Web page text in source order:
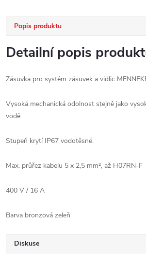
Popis produktu
Detailní popis
Zásuvka pro systém zásuvek a vidlic
Vysoká mechanická odolnost stejně jako
vodě
Stupeň krytí IP67 vodotěsné.
Max. průřez kabelu 5 x 2,5 mm², až H07RN-F
400 V / 16 A
Barva bronzová zeleň
Diskuse